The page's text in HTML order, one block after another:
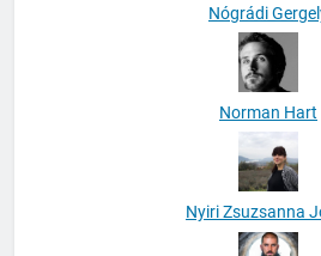
Nógrádi
Norman Hart
Nyiri Zsuzsanna